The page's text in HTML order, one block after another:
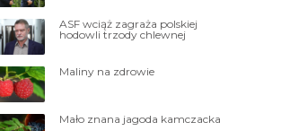
ASF wciąż zagraża polskiej
hodowli trzody chlewnej
Maliny na zdrowie
Mało znana jagoda kamczacka